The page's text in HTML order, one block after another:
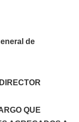
de
QUE